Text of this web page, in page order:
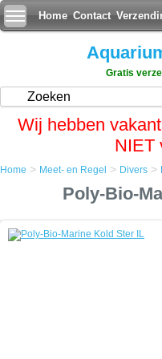
Home Contact
Gratis
Wij hebben
NIET
Meet- en Regel
Poly-Bio-Marine Kold Ster IL
Home > Meet- en Regel > Divers >
Poly-Bio-